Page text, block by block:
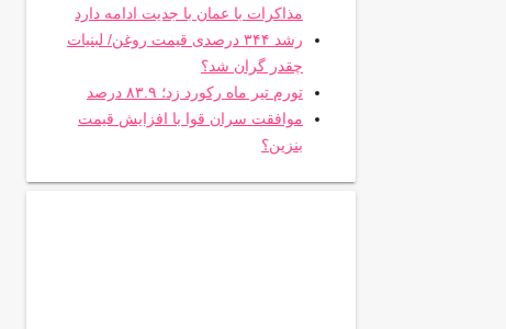
مذاکرات با عمان با جدیت ادامه دارد
رشد ۳۴۴ درصدی قیمت روغن/ لبنیات
چقدر گران شد؟
تورم تیر ماه رکورد زد؛ ۸۳.۹ درصد
موافقت سران قوا با افزایش قیمت
بنزین؟